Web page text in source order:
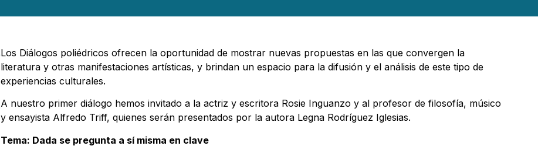
Los Diálogos poliédricos ofrecen la oportunidad de mostrar nuevas propuestas en las que convergen la
literatura y otras manifestaciones artísticas, y brindan un espacio para la difusión y el análisis de este tipo de
experiencias culturales.
A nuestro primer diálogo hemos invitado a la actriz y escritora Rosie Inguanzo y al profesor de filosofía, músico
y ensayista Alfredo Triff, quienes serán presentados por la autora Legna Rodríguez Iglesias.
Tema: Dada se pregunta a sí misma en clave